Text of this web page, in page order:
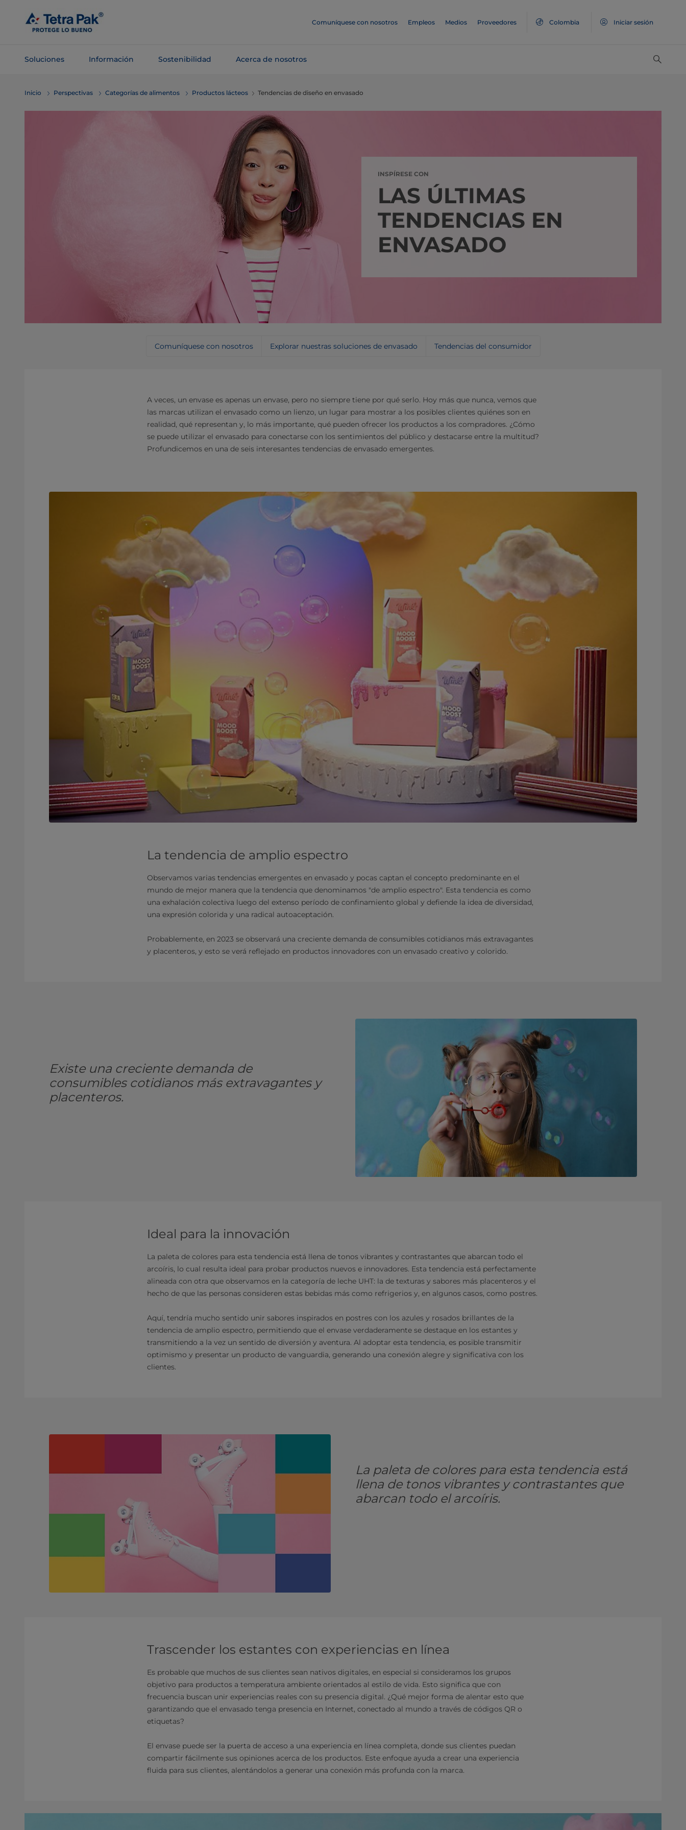
contenido
principal
Comuníquese con nosotros Empleos Medios Proveedores Colombia Iniciar sesión
Soluciones Información Sostenibilidad Acerca de nosotros
navegación
Inicio Perspectivas Categorías de alimentos Productos lácteos Tendencias de diseño en envasado
INSPÍRESE CON
LAS ÚLTIMAS
TENDENCIAS EN
ENVASADO
Comuníquese con nosotros Explorar nuestras soluciones de envasado Tendencias del consumidor
A veces, un envase es apenas un envase, pero no siempre tiene por qué serlo. Hoy más que nunca, vemos que
las marcas utilizan el envasado como un lienzo, un lugar para mostrar a los posibles clientes quiénes son en
realidad, qué representan y, lo más importante, qué pueden ofrecer los productos a los compradores. ¿Cómo
se puede utilizar el envasado para conectarse con los sentimientos del público y destacarse entre la multitud?
Profundicemos en una de seis interesantes tendencias de envasado emergentes.
La tendencia de amplio espectro
Observamos varias tendencias emergentes en envasado y pocas captan el concepto predominante en el
mundo de mejor manera que la tendencia que denominamos "de amplio espectro". Esta tendencia es como
una exhalación colectiva luego del extenso período de confinamiento global y defiende la idea de diversidad,
una expresión colorida y una radical autoaceptación.
Probablemente, en 2023 se observará una creciente demanda de consumibles cotidianos más extravagantes
y placenteros, y esto se verá reflejado en productos innovadores con un envasado creativo y colorido.
Existe una creciente demanda de
consumibles cotidianos más extravagantes y
placenteros.
Ideal para la innovación
La paleta de colores para esta tendencia está llena de tonos vibrantes y contrastantes que abarcan todo el
arcoíris, lo cual resulta ideal para probar productos nuevos e innovadores. Esta tendencia está perfectamente
alineada con otra que observamos en la categoría de leche UHT: la de texturas y sabores más placenteros y el
hecho de que las personas consideren estas bebidas más como refrigerios y, en algunos casos, como postres.
Aquí, tendría mucho sentido unir sabores inspirados en postres con los azules y rosados brillantes de la
tendencia de amplio espectro, permitiendo que el envase verdaderamente se destaque en los estantes y
transmitiendo a la vez un sentido de diversión y aventura. Al adoptar esta tendencia, es posible transmitir
optimismo y presentar un producto de vanguardia, generando una conexión alegre y significativa con los
clientes.
La paleta de colores para esta tendencia está
llena de tonos vibrantes y contrastantes que
abarcan todo el arcoíris.
Trascender los estantes con experiencias en línea
Es probable que muchos de sus clientes sean nativos digitales, en especial si consideramos los grupos
objetivo para productos a temperatura ambiente orientados al estilo de vida. Esto significa que con
frecuencia buscan unir experiencias reales con su presencia digital. ¿Qué mejor forma de alentar esto que
garantizando que el envasado tenga presencia en Internet, conectado al mundo a través de códigos QR o
etiquetas?
El envase puede ser la puerta de acceso a una experiencia en línea completa, donde sus clientes puedan
compartir fácilmente sus opiniones acerca de los productos. Este enfoque ayuda a crear una experiencia
fluida para sus clientes, alentándolos a generar una conexión más profunda con la marca.